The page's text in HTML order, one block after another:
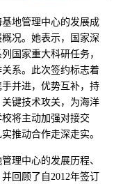
地管理中心的发展成
况。她表示，国家深
国家重大科研任务，
系。此次签约标志着
并进，优势互补，持
键技术攻关，为海洋
将主动加强对接交
推动合作走深走实。
理中心的发展历程、
回顾了自2012年签订